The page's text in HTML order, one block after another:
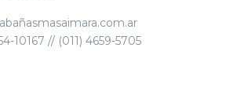
10167 // (011) 4659-5705